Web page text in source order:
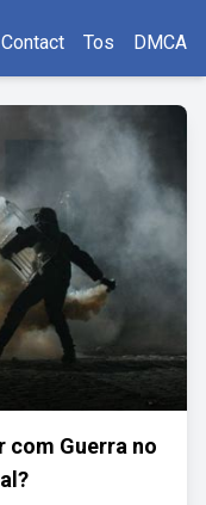
Contact Tos DMCA
com Guerra no